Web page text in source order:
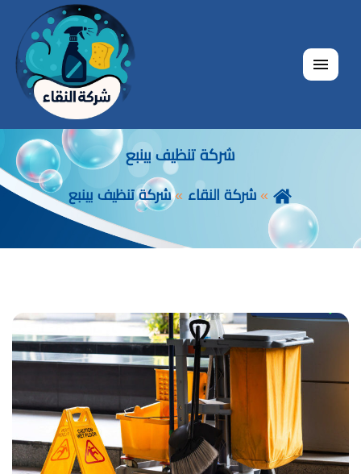
القائمة
شركة تنظيف بينبع
شركة النقاء شركة تنظيف بينبع